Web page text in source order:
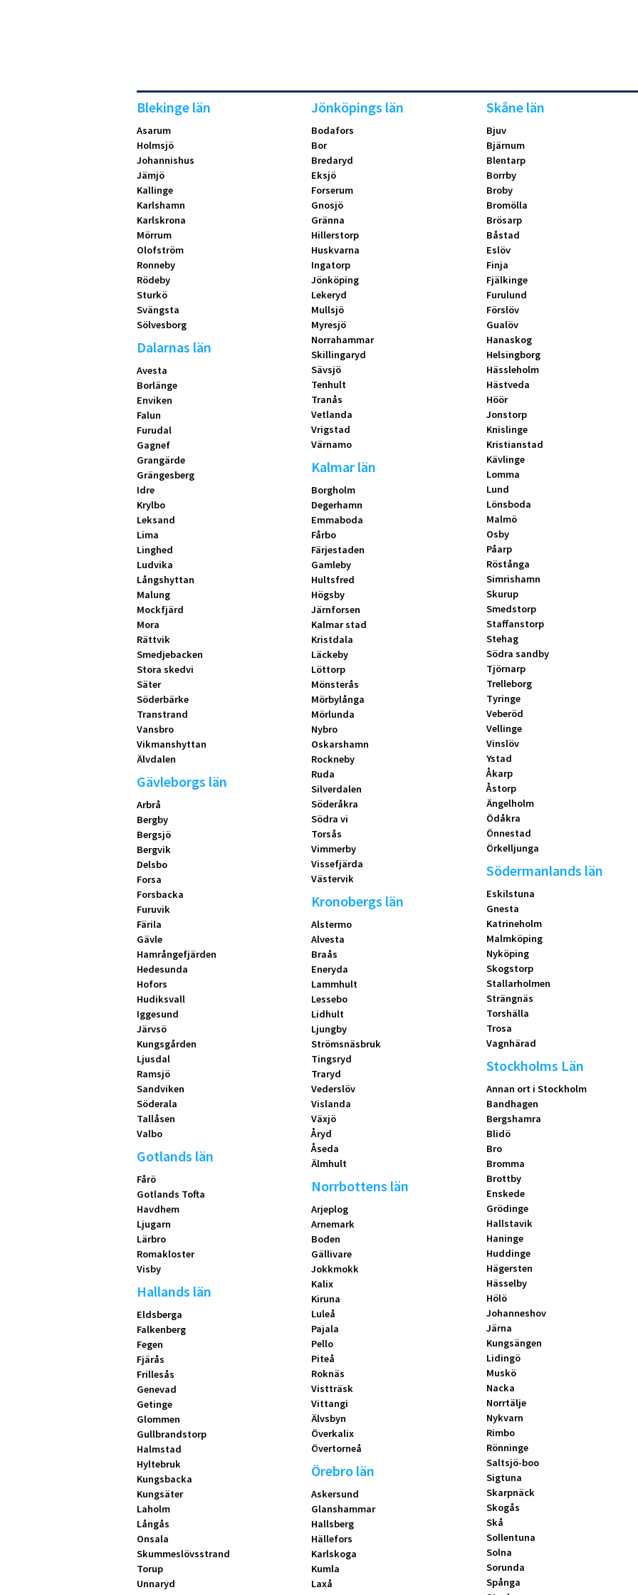
Blekinge län
Asarum
Holmsjö
Johannishus
Jämjö
Kallinge
Karlshamn
Karlskrona
Mörrum
Olofström
Ronneby
Rödeby
Sturkö
Svängsta
Sölvesborg
Dalarnas län
Avesta
Borlänge
Enviken
Falun
Furudal
Gagnef
Grangärde
Grängesberg
Idre
Krylbo
Leksand
Lima
Linghed
Ludvika
Långshyttan
Malung
Mockfjärd
Mora
Rättvik
Smedjebacken
Stora skedvi
Säter
Söderbärke
Transtrand
Vansbro
Vikmanshyttan
Älvdalen
Gävleborgs län
Arbrå
Bergby
Bergsjö
Bergvik
Delsbo
Forsa
Forsbacka
Furuvik
Färila
Gävle
Hamrångefjärden
Hedesunda
Hofors
Hudiksvall
Iggesund
Järvsö
Kungsgården
Ljusdal
Ramsjö
Sandviken
Söderala
Tallåsen
Valbo
Gotlands län
Fårö
Gotlands Tofta
Havdhem
Ljugarn
Lärbro
Romakloster
Visby
Hallands län
Eldsberga
Falkenberg
Fegen
Fjärås
Frillesås
Genevad
Getinge
Glommen
Gullbrandstorp
Halmstad
Hyltebruk
Kungsbacka
Kungsäter
Laholm
Långås
Onsala
Skummeslövsstrand
Torup
Unnaryd
Jönköpings län
Bodafors
Bor
Bredaryd
Eksjö
Forserum
Gnosjö
Gränna
Hillerstorp
Huskvarna
Ingatorp
Jönköping
Lekeryd
Mullsjö
Myresjö
Norrahammar
Skillingaryd
Sävsjö
Tenhult
Tranås
Vetlanda
Vrigstad
Värnamo
Kalmar län
Borgholm
Degerhamn
Emmaboda
Fårbo
Färjestaden
Gamleby
Hultsfred
Högsby
Järnforsen
Kalmar stad
Kristdala
Läckeby
Löttorp
Mönsterås
Mörbylånga
Mörlunda
Nybro
Oskarshamn
Rockneby
Ruda
Silverdalen
Söderåkra
Södra vi
Torsås
Vimmerby
Vissefjärda
Västervik
Kronobergs län
Alstermo
Alvesta
Braås
Eneryda
Lammhult
Lessebo
Lidhult
Ljungby
Strömsnäsbruk
Tingsryd
Traryd
Vederslöv
Vislanda
Växjö
Åryd
Åseda
Älmhult
Norrbottens län
Arjeplog
Arnemark
Boden
Gällivare
Jokkmokk
Kalix
Kiruna
Luleå
Pajala
Pello
Piteå
Roknäs
Vistträsk
Vittangi
Älvsbyn
Överkalix
Övertorneå
Örebro län
Askersund
Glanshammar
Hallsberg
Hällefors
Karlskoga
Kumla
Laxå
Skåne län
Bjuv
Bjärnum
Blentarp
Borrby
Broby
Bromölla
Brösarp
Båstad
Eslöv
Finja
Fjälkinge
Furulund
Förslöv
Gualöv
Hanaskog
Helsingborg
Hässleholm
Hästveda
Höör
Jonstorp
Knislinge
Kristianstad
Kävlinge
Lomma
Lund
Lönsboda
Malmö
Osby
Påarp
Röstånga
Simrishamn
Skurup
Smedstorp
Staffanstorp
Stehag
Södra sandby
Tjörnarp
Trelleborg
Tyringe
Veberöd
Vellinge
Vinslöv
Ystad
Åkarp
Åstorp
Ängelholm
Ödåkra
Önnestad
Örkelljunga
Södermanlands län
Eskilstuna
Gnesta
Katrineholm
Malmköping
Nyköping
Skogstorp
Stallarholmen
Strängnäs
Torshälla
Trosa
Vagnhärad
Stockholms Län
Annan ort i Stockholm
Bandhagen
Bergshamra
Blidö
Bro
Bromma
Brottby
Enskede
Grödinge
Hallstavik
Haninge
Huddinge
Hägersten
Hässelby
Hölö
Johanneshov
Järna
Kungsängen
Lidingö
Muskö
Nacka
Norrtälje
Nykvarn
Rimbo
Rönninge
Saltsjö-boo
Sigtuna
Skarpnäck
Skogås
Skå
Sollentuna
Solna
Sorunda
Spånga